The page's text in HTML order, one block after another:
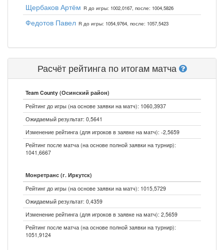
Щербаков Артём R до игры: 1002,0167, после: 1004,5826
Федотов Павел R до игры: 1054,9764, после: 1057,5423
Расчёт рейтинга по итогам матча
Team County (Осинский район)
Рейтинг до игры (на основе заявки на матч): 1060,3937
Ожидаемый результат: 0,5641
Изменение рейтинга (для игроков в заявке на матч): -2,5659
Рейтинг после матча (на основе полной заявки на турнир):
1041,6667
Монретранс (г. Иркутск)
Рейтинг до игры (на основе заявки на матч): 1015,5729
Ожидаемый результат: 0,4359
Изменение рейтинга (для игроков в заявке на матч): 2,5659
Рейтинг после матча (на основе полной заявки на турнир):
1051,9124